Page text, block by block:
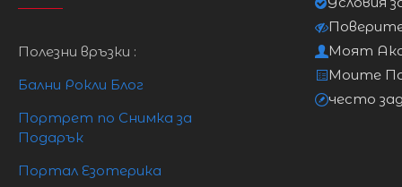
Полезни връзки :
Бални Рокли Блог
Портрет по Снимка за
Подарък
Портал Езотерика
Моят
Моите
често